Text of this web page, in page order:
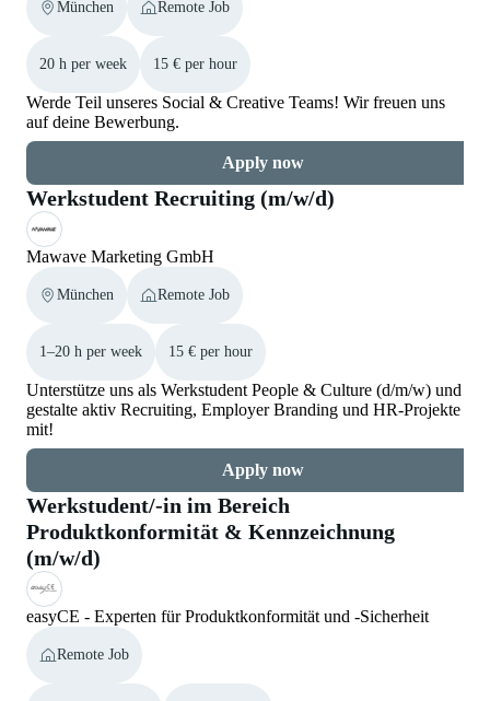
München Remote Job
20 h per week 15 € per hour
Werde Teil unseres Social & Creative Teams! Wir freuen uns
auf deine Bewerbung.
Apply now
Werkstudent Recruiting (m/w/d)
Mawave Marketing GmbH
München Remote Job
1–20 h per week 15 € per hour
Unterstütze uns als Werkstudent People & Culture (d/m/w) und
gestalte aktiv Recruiting, Employer Branding und HR-Projekte
mit!
Apply now
Werkstudent/-in im Bereich
Produktkonformität & Kennzeichnung
(m/w/d)
easyCE - Experten für Produktkonformität und -Sicherheit
Remote Job